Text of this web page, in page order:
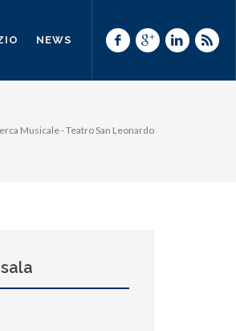
NEWS
Musicale - Teatro San Leonardo